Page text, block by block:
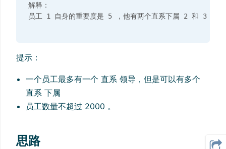
解释：
提示：
一个员工最多有一个 直系 领导，但是可以有多个
直系 下属
员工数量不超过 2000 。
思路